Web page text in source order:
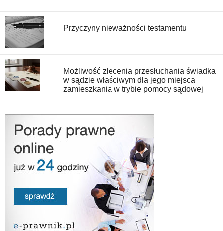
Przyczyny nieważności testamentu
Możliwość zlecenia przesłuchania świadka
w sądzie właściwym dla jego miejsca
zamieszkania w trybie pomocy sądowej